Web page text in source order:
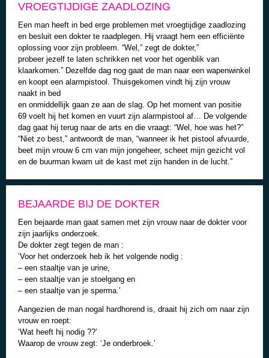
VROEGTIJDIGE ZAADLOZING
Een man heeft in bed erge problemen met vroegtijdige zaadlozing
en besluit een dokter te raadplegen. Hij vraagt hem een efficiënte
oplossing voor zijn probleem. “Wel,” zegt de dokter,”
probeer jezelf te laten schrikken net voor het ogenblik van
klaarkomen.” Dezelfde dag nog gaat de man naar een wapenwinkel
en koopt een alarmpistool. Thuisgekomen vindt hij zijn vrouw
naakt in bed
en onmiddellijk gaan ze aan de slag. Op het moment van positie
69 voelt hij het komen en vuurt zijn alarmpistool af… De volgende
dag gaat hij terug naar de arts en die vraagt: “Wel, hoe was het?”
“Niet zo best,” antwoordt de man, “wanneer ik het pistool afvuurde,
beet mijn vrouw 6 cm van mijn jongeheer, scheet mijn gezicht vol
en de buurman kwam uit de kast met zijn handen in de lucht.”
BEJAARDE BIJ DE DOKTER
Een bejaarde man gaat samen met zijn vrouw naar de dokter voor
zijn jaarlijks onderzoek.
De dokter zegt tegen de man :
‘Voor het onderzoek heb ik het volgende nodig :
– een staaltje van je urine,
– een staaltje van je stoelgang en
– een staaltje van je sperma.’
Aangezien de man nogal hardhorend is, draait hij zich om naar zijn
vrouw en roept:
‘Wat heeft hij nodig ??’
Waarop de vrouw zegt: ‘Je onderbroek.’